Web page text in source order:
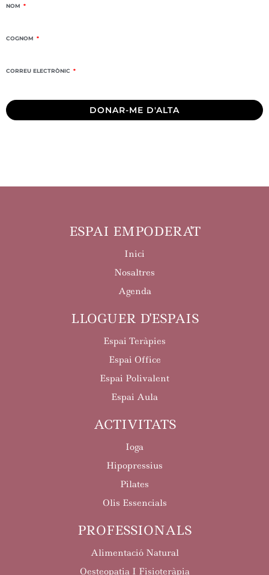
NOM
COGNOM
CORREU ELECTRÒNIC
DONAR-ME D'ALTA
ESPAI EMPODERA'T
Inici
Nosaltres
Agenda
LLOGUER D'ESPAIS
Espai Teràpies
Espai Office
Espai Polivalent
Espai Aula
ACTIVITATS
Ioga
Hipopressius
Pilates
Olis Essencials
PROFESSIONALS
Alimentació Natural
Oesteopatia I Fisioteràpia